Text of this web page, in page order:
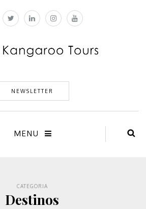
NEWSLETTER
MENU
CATEGORIA
Destinos